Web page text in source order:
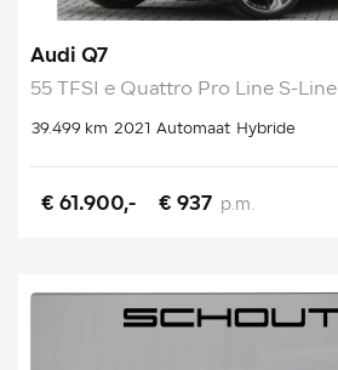
Audi Q7
55 TFSI e Quattro Pro Line S-Line
39.499 km 2021 Automaat Hybride
€ 61.900,- € 937 p.m.